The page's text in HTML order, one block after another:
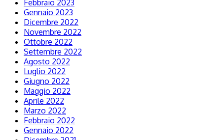
Febbraio 2023
Gennaio 2023
Dicembre 2022
Novembre 2022
Ottobre 2022
Settembre 2022
Agosto 2022
Luglio 2022
Giugno 2022
Maggio 2022
Aprile 2022
Marzo 2022
Febbraio 2022
Gennaio 2022